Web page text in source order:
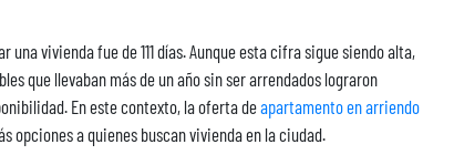
vivienda fue de 111 días. Aunque esta cifra sigue siendo alta,
que llevaban más de un año sin ser arrendados lograron
En este contexto, la oferta deapartamento en arriendo
opciones a quienes buscan vivienda en la ciudad.